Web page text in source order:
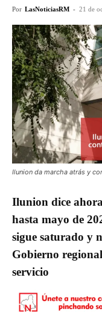
Por LasNoticiasRM - 21 de
Ilunion da marcha atrás y
Ilunion dice
hasta mayo de
sigue saturado y
Gobierno
servicio